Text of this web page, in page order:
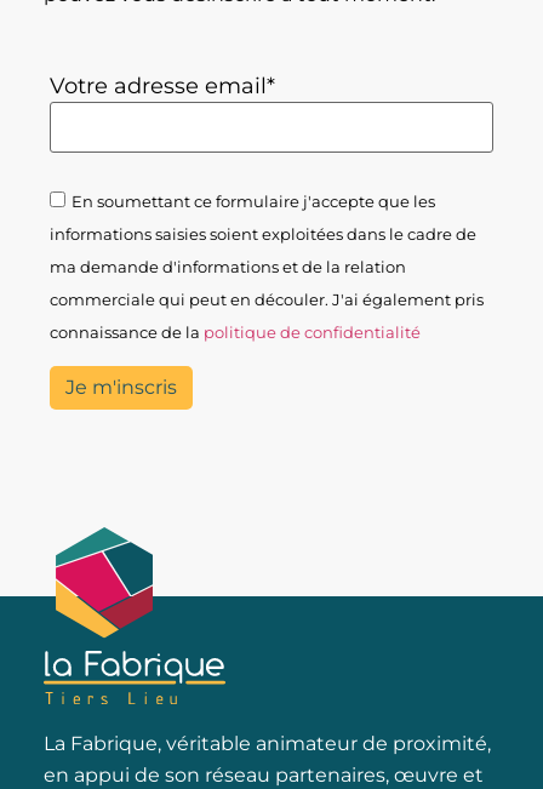
Votre adresse email*
En soumettant ce formulaire j'accepte que les
informations saisies soient exploitées dans le cadre de
ma demande d'informations et de la relation
commerciale qui peut en découler. J'ai également pris
connaissance de la politique de confidentialité
La Fabrique, véritable animateur de proximité,
en appui de son réseau partenaires, œuvre et